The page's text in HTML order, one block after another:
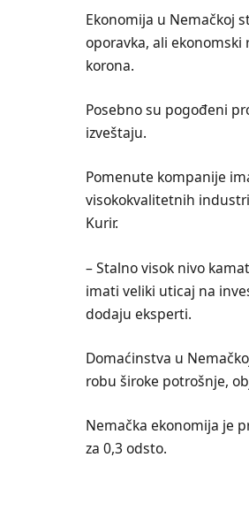
Ekonomija u Nemačkoj
oporavka, ali
korona.
Posebno su pogođeni
izveštaju.
Pomenute kompanije
visokokvalitetnih
Kurir.
– Stalno visok nivo
imati veliki uticaj na
dodaju eksperti.
Domaćinstva u
robu široke potrošnje,
Nemačka ekonomija je
za 0,3 odsto.